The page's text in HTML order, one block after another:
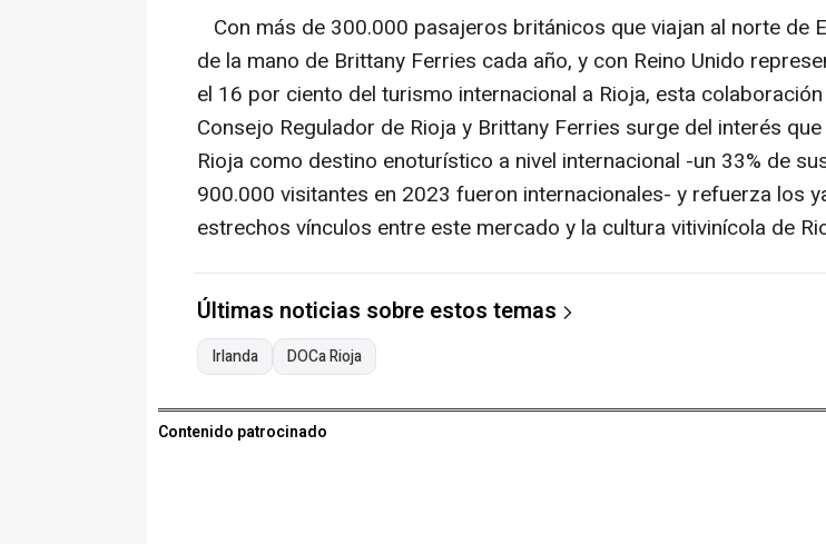
Con más de 300.000 pasajeros británicos que viajan al norte de
de la mano de Brittany Ferries cada año, y con Reino Unido
el 16 por ciento del turismo internacional a Rioja, esta
Consejo Regulador de Rioja y Brittany Ferries surge del interés
Rioja como destino enoturístico a nivel internacional -un 33% de
900.000 visitantes en 2023 fueron internacionales- y refuerza los
estrechos vínculos entre este mercado y la cultura vitivinícola de
Últimas noticias sobre estos temas
Irlanda DOCa Rioja
Contenido patrocinado